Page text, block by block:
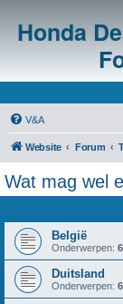
Honda
V&A
Website Forum
Wat mag wel
België
Onderwerpen: 6
Duitsland
Onderwerpen: 6